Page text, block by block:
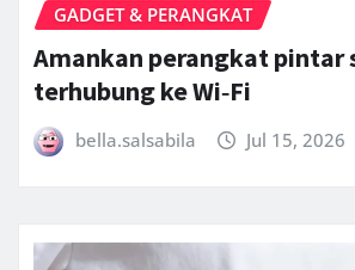
GADGET & PERANGKAT
Amankan perangkat pintar
terhubung ke Wi‑Fi
bella.salsabila Jul 15, 2026